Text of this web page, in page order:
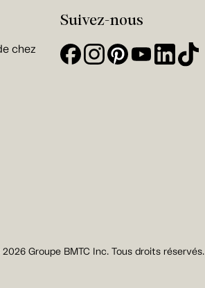
chez
Suivez-nous
Groupe BMTC Inc. Tous droits réservés.